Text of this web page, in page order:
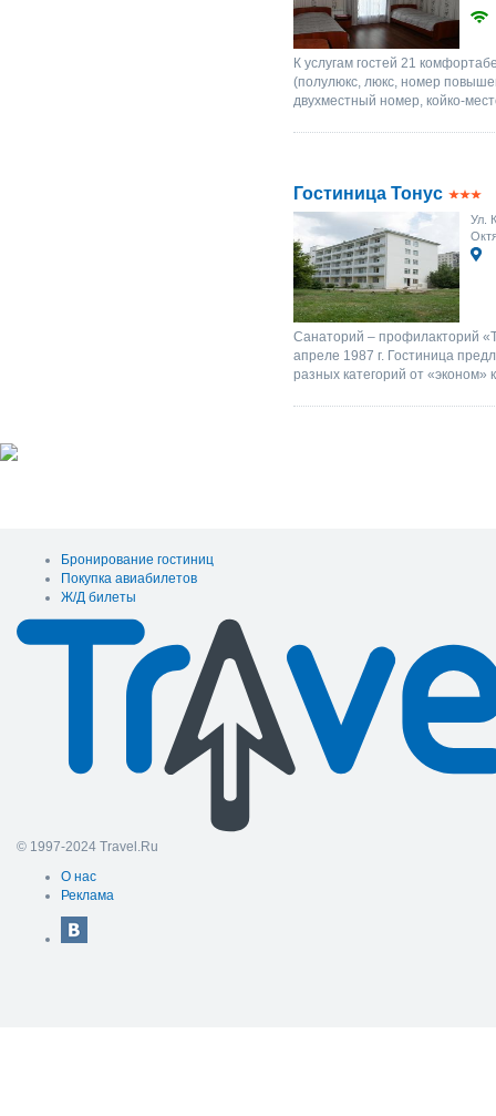
К услугам гостей 21
(полулюкс, люкс, номер
двухместный номер, койко-
Гостиница Тонус
Ул.
Санаторий – профилакторий
апреле 1987 г. Гостиница
разных категорий от «эконом»
Бронирование гостиниц
Покупка авиабилетов
Ж/Д билеты
© 1997-2024 Travel.Ru
О нас
Реклама